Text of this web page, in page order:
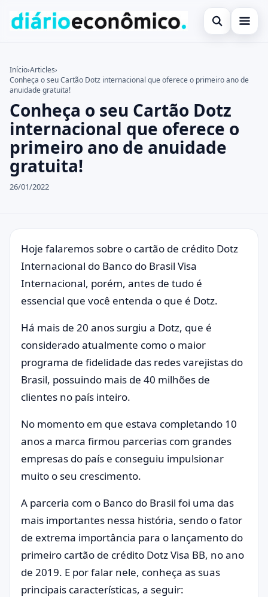
Abrir busca
Notícias
Programas de Governo
Buscar no site
Buscar por:
Pressione Enter para buscar ou ESC para fechar.
Início›Articles›
Conheça o seu Cartão Dotz internacional que oferece o primeiro ano de
anuidade gratuita!
Conheça o seu Cartão Dotz
internacional que oferece o
primeiro ano de anuidade
gratuita!
26/01/2022
Hoje falaremos sobre o cartão de crédito Dotz
Internacional do Banco do Brasil Visa
Internacional, porém, antes de tudo é
essencial que você entenda o que é Dotz.
Há mais de 20 anos surgiu a Dotz, que é
considerado atualmente como o maior
programa de fidelidade das redes varejistas do
Brasil, possuindo mais de 40 milhões de
clientes no país inteiro.
No momento em que estava completando 10
anos a marca firmou parcerias com grandes
empresas do país e conseguiu impulsionar
muito o seu crescimento.
A parceria com o Banco do Brasil foi uma das
mais importantes nessa história, sendo o fator
de extrema importância para o lançamento do
primeiro cartão de crédito Dotz Visa BB, no ano
de 2019. E por falar nele, conheça as suas
principais características, a seguir: